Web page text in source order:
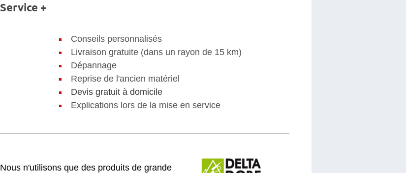
Service +
Conseils personnalisés
Livraison gratuite (dans un rayon de 15 km)
Dépannage
Reprise de l'ancien matériel
Devis gratuit à domicile
Explications lors de la mise en service
Nous n'utilisons que des produits de grande